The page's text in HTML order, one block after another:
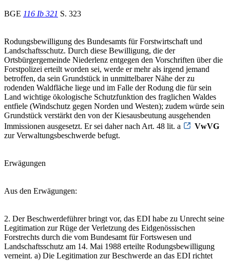
BGE 116 Ib 321 S. 323
Rodungsbewilligung des Bundesamts für Forstwirtschaft und
Landschaftsschutz. Durch diese Bewilligung, die der
Ortsbürgergemeinde Niederlenz entgegen den Vorschriften über die
Forstpolizei erteilt worden sei, werde er mehr als irgend jemand
betroffen, da sein Grundstück in unmittelbarer Nähe der zu
rodenden Waldfläche liege und im Falle der Rodung die für sein
Land wichtige ökologische Schutzfunktion des fraglichen Waldes
entfiele (Windschutz gegen Norden und Westen); zudem würde sein
Grundstück verstärkt den von der Kiesausbeutung ausgehenden
Immissionen ausgesetzt. Er sei daher nach Art. 48 lit. a
VwVG
zur Verwaltungsbeschwerde befugt.
Erwägungen
Aus den Erwägungen:
2. Der Beschwerdeführer bringt vor, das EDI habe zu Unrecht seine
Legitimation zur Rüge der Verletzung des Eidgenössischen
Forstrechts durch die vom Bundesamt für Fortswesen und
Landschaftsschutz am 14. Mai 1988 erteilte Rodungsbewilligung
verneint. a) Die Legitimation zur Beschwerde an das EDI richtet